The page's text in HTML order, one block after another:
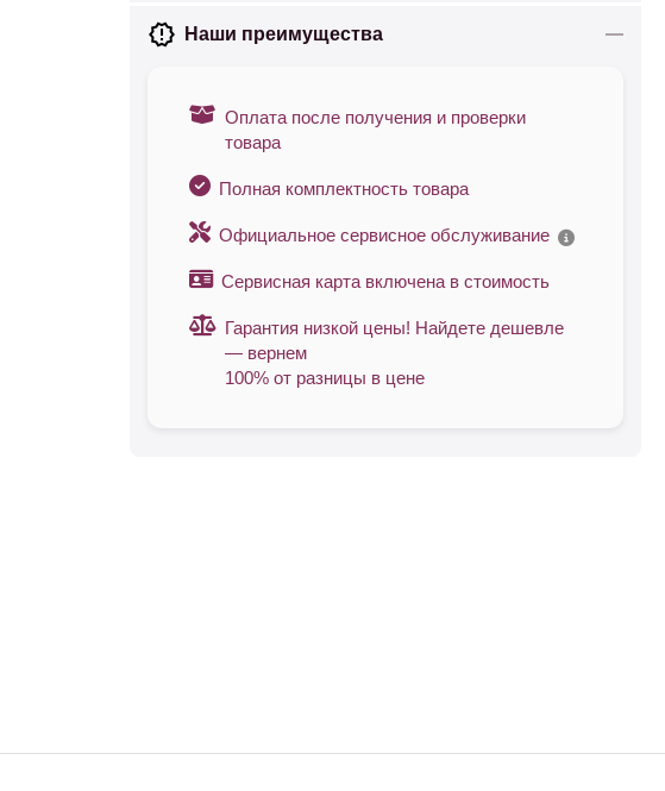
Наши преимущества
Оплата после получения и проверки
товара
Полная комплектность товара
Официальное сервисное обслуживание
Сервисная карта включена в стоимость
Гарантия низкой цены! Найдете дешевле
— вернем
100% от разницы в цене